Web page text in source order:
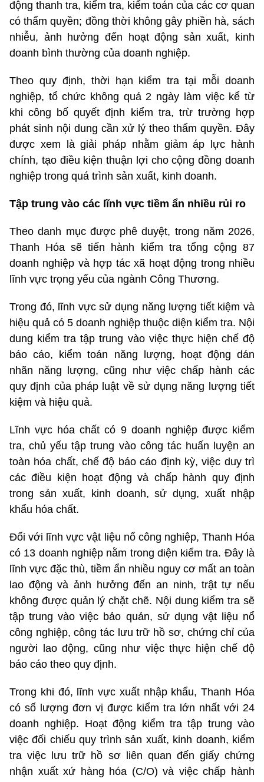
động thanh tra, kiểm tra, kiểm toán của các cơ quan
có thẩm quyền; đồng thời không gây phiền hà, sách
nhiễu, ảnh hưởng đến hoạt động sản xuất, kinh
doanh bình thường của doanh nghiệp.
Theo quy định, thời hạn kiểm tra tại mỗi doanh
nghiệp, tổ chức không quá 2 ngày làm việc kể từ
khi công bố quyết định kiểm tra, trừ trường hợp
phát sinh nội dung cần xử lý theo thẩm quyền. Đây
được xem là giải pháp nhằm giảm áp lực hành
chính, tạo điều kiện thuận lợi cho cộng đồng doanh
nghiệp trong quá trình sản xuất, kinh doanh.
Tập trung vào các lĩnh vực tiềm ẩn nhiều rủi ro
Theo danh mục được phê duyệt, trong năm 2026,
Thanh Hóa sẽ tiến hành kiểm tra tổng cộng 87
doanh nghiệp và hợp tác xã hoạt động trong nhiều
lĩnh vực trọng yếu của ngành Công Thương.
Trong đó, lĩnh vực sử dụng năng lượng tiết kiệm và
hiệu quả có 5 doanh nghiệp thuộc diện kiểm tra. Nội
dung kiểm tra tập trung vào việc thực hiện chế độ
báo cáo, kiểm toán năng lượng, hoạt động dán
nhãn năng lượng, cũng như việc chấp hành các
quy định của pháp luật về sử dụng năng lượng tiết
kiệm và hiệu quả.
Lĩnh vực hóa chất có 9 doanh nghiệp được kiểm
tra, chủ yếu tập trung vào công tác huấn luyện an
toàn hóa chất, chế độ báo cáo định kỳ, việc duy trì
các điều kiện hoạt động và chấp hành quy định
trong sản xuất, kinh doanh, sử dụng, xuất nhập
khẩu hóa chất.
Đối với lĩnh vực vật liệu nổ công nghiệp, Thanh Hóa
có 13 doanh nghiệp nằm trong diện kiểm tra. Đây là
lĩnh vực đặc thù, tiềm ẩn nhiều nguy cơ mất an toàn
lao động và ảnh hưởng đến an ninh, trật tự nếu
không được quản lý chặt chẽ. Nội dung kiểm tra sẽ
tập trung vào việc bảo quản, sử dụng vật liệu nổ
công nghiệp, công tác lưu trữ hồ sơ, chứng chỉ của
người lao động, cũng như việc thực hiện chế độ
báo cáo theo quy định.
Trong khi đó, lĩnh vực xuất nhập khẩu, Thanh Hóa
có số lượng đơn vị được kiểm tra lớn nhất với 24
doanh nghiệp. Hoạt động kiểm tra tập trung vào
việc đối chiếu quy trình sản xuất, kinh doanh, kiểm
tra việc lưu trữ hồ sơ liên quan đến giấy chứng
nhận xuất xứ hàng hóa (C/O) và việc chấp hành